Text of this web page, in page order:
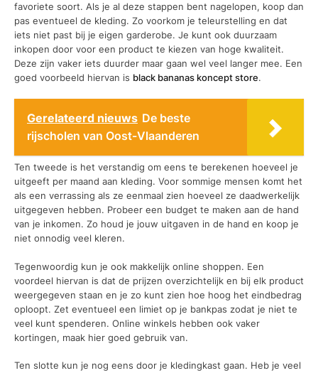
favoriete soort. Als je al deze stappen bent nagelopen, koop dan
pas eventueel de kleding. Zo voorkom je teleurstelling en dat
iets niet past bij je eigen garderobe. Je kunt ook duurzaam
inkopen door voor een product te kiezen van hoge kwaliteit.
Deze zijn vaker iets duurder maar gaan wel veel langer mee. Een
goed voorbeeld hiervan is black bananas koncept store.
Gerelateerd nieuws De beste
rijscholen van Oost-Vlaanderen
Ten tweede is het verstandig om eens te berekenen hoeveel je
uitgeeft per maand aan kleding. Voor sommige mensen komt het
als een verrassing als ze eenmaal zien hoeveel ze daadwerkelijk
uitgegeven hebben. Probeer een budget te maken aan de hand
van je inkomen. Zo houd je jouw uitgaven in de hand en koop je
niet onnodig veel kleren.
Tegenwoordig kun je ook makkelijk online shoppen. Een
voordeel hiervan is dat de prijzen overzichtelijk en bij elk product
weergegeven staan en je zo kunt zien hoe hoog het eindbedrag
oploopt. Zet eventueel een limiet op je bankpas zodat je niet te
veel kunt spenderen. Online winkels hebben ook vaker
kortingen, maak hier goed gebruik van.
Ten slotte kun je nog eens door je kledingkast gaan. Heb je veel